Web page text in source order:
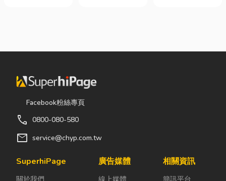
資源管理。透
理設備規劃，
不僅能改善水
質、提升用水
配廢水處理工
程與回收水工
成本，實現節
還是每天幫助
生故障，都可
業的高雄電器
僅能快速排除
的融資方式，
為證券公司的
Facebook粉絲專頁
call 0800-080-580
mail service@chyp.com.tw
SuperhiPage
關於我們
廣告媒體
線上媒體
相關資訊
簡訊平台